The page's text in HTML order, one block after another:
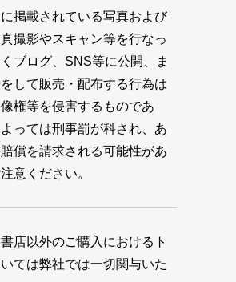
掲載されている写真および
撮影やスキャン等を行なっ
ブログ、SNS等に公開、ま
して販売・配布する行為は
権等を侵害するものであ
っては刑事罰が科され、あ
償を請求される可能性があ
意ください。
店以外のご購入におけるト
ては弊社では一切関与いた